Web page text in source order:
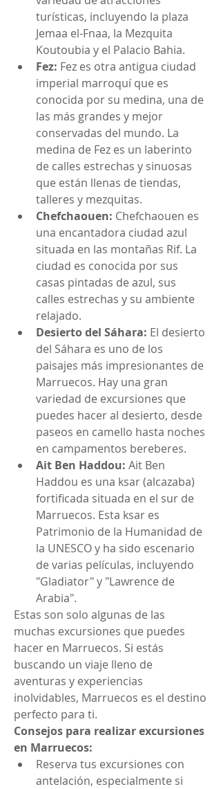
turísticas, incluyendo la plaza
Jemaa el-Fnaa, la Mezquita
Koutoubia y el Palacio Bahia.
Fez: Fez es otra antigua ciudad
imperial marroquí que es
conocida por su medina, una de
las más grandes y mejor
conservadas del mundo. La
medina de Fez es un laberinto
de calles estrechas y sinuosas
que están llenas de tiendas,
talleres y mezquitas.
Chefchaouen: Chefchaouen es
una encantadora ciudad azul
situada en las montañas Rif. La
ciudad es conocida por sus
casas pintadas de azul, sus
calles estrechas y su ambiente
relajado.
Desierto del Sáhara: El desierto
del Sáhara es uno de los
paisajes más impresionantes de
Marruecos. Hay una gran
variedad de excursiones que
puedes hacer al desierto, desde
paseos en camello hasta noches
en campamentos bereberes.
Ait Ben Haddou: Ait Ben
Haddou es una ksar (alcazaba)
fortificada situada en el sur de
Marruecos. Esta ksar es
Patrimonio de la Humanidad de
la UNESCO y ha sido escenario
de varias películas, incluyendo
"Gladiator" y "Lawrence de
Arabia".
Estas son solo algunas de las
muchas excursiones que puedes
hacer en Marruecos. Si estás
buscando un viaje lleno de
aventuras y experiencias
inolvidables, Marruecos es el destino
perfecto para ti.
Consejos para realizar excursiones
en Marruecos:
Reserva tus excursiones con
antelación, especialmente si